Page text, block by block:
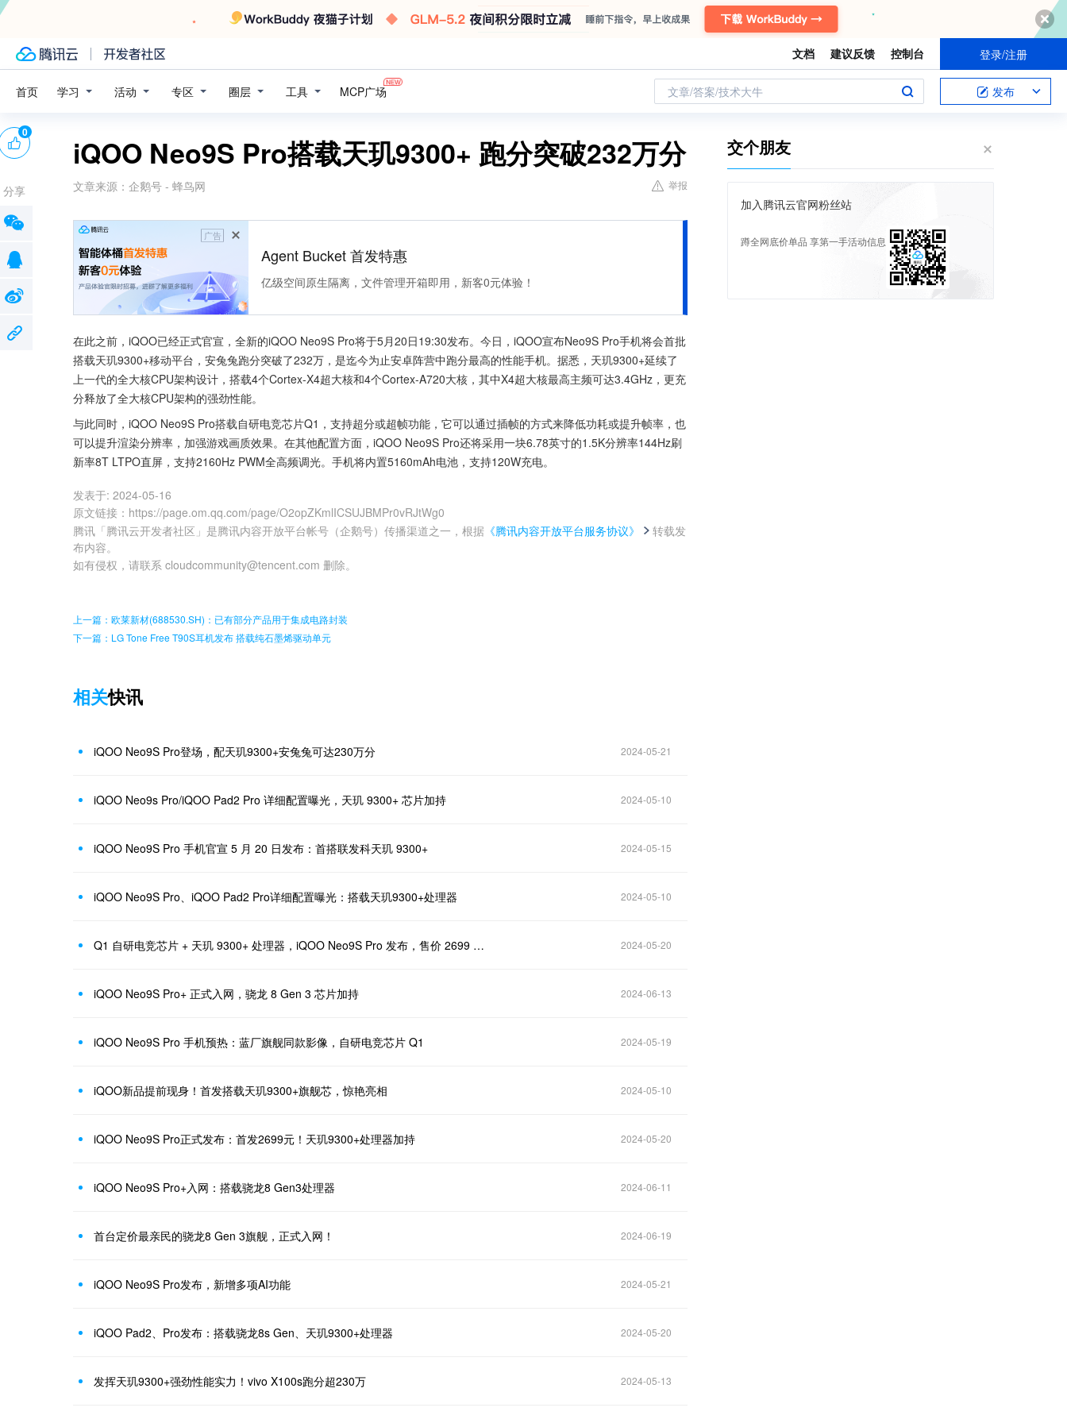
文档 建议反馈 控制台 登录/注册
首页 学习 活动 专区 圈层 工具 MCP广场 文章/答案/技术大牛 发布
iQOO Neo9S Pro搭载天玑9300+ 跑分突破232万分
文章来源： 企鹅号 - 蜂鸟网 举报
广告
Agent Bucket 首发特惠
亿级空间原生隔离，文件管理开箱即用，新客0元体验！
在此之前，iQOO已经正式官宣，全新的iQOO Neo9S Pro将于5月20日19:30发布。今日，iQOO宣布Neo9S Pro手机将会首批
搭载天玑9300+移动平台，安兔兔跑分突破了232万，是迄今为止安卓阵营中跑分最高的性能手机。据悉，天玑9300+延续了
上一代的全大核CPU架构设计，搭载4个Cortex-X4超大核和4个Cortex-A720大核，其中X4超大核最高主频可达3.4GHz，更充
分释放了全大核CPU架构的强劲性能。
与此同时，iQOO Neo9S Pro搭载自研电竞芯片Q1，支持超分或超帧功能，它可以通过插帧的方式来降低功耗或提升帧率，也
可以提升渲染分辨率，加强游戏画质效果。在其他配置方面，iQOO Neo9S Pro还将采用一块6.78英寸的1.5K分辨率144Hz刷
新率8T LTPO直屏，支持2160Hz PWM全高频调光。手机将内置5160mAh电池，支持120W充电。
发表于: 2024-05-16
原文链接 ： https://page.om.qq.com/page/O2opZKmlICSUJBMPr0vRJtWg0
腾讯「腾讯云开发者社区」是腾讯内容开放平台帐号（企鹅号）传播渠道之一，根据 《腾讯内容开放平台服务协议》
转载发
布内容。
如有侵权，请联系 cloudcommunity@tencent.com 删除。
0
分享
上一篇：欧莱新材(688530.SH)：已有部分产品用于集成电路封装
下一篇：LG Tone Free T90S耳机发布 搭载纯石墨烯驱动单元
相关快讯
iQOO Neo9S Pro登场，配天玑9300+安兔兔可达230万分 2024-05-21
iQOO Neo9s Pro/iQOO Pad2 Pro 详细配置曝光，天玑 9300+ 芯片加持 2024-05-10
iQOO Neo9S Pro 手机官宣 5 月 20 日发布：首搭联发科天玑 9300+ 2024-05-15
iQOO Neo9S Pro、iQOO Pad2 Pro详细配置曝光：搭载天玑9300+处理器 2024-05-10
Q1 自研电竞芯片 + 天玑 9300+ 处理器，iQOO Neo9S Pro 发布，售价 2699 元起 2024-05-20
iQOO Neo9S Pro+ 正式入网，骁龙 8 Gen 3 芯片加持 2024-06-13
iQOO Neo9S Pro 手机预热：蓝厂旗舰同款影像，自研电竞芯片 Q1 2024-05-19
iQOO新品提前现身！首发搭载天玑9300+旗舰芯，惊艳亮相 2024-05-10
iQOO Neo9S Pro正式发布：首发2699元！天玑9300+处理器加持 2024-05-20
iQOO Neo9S Pro+入网：搭载骁龙8 Gen3处理器 2024-06-11
首台定价最亲民的骁龙8 Gen 3旗舰，正式入网！ 2024-06-19
iQOO Neo9S Pro发布，新增多项AI功能 2024-05-21
iQOO Pad2、Pro发布：搭载骁龙8s Gen、天玑9300+处理器 2024-05-20
发挥天玑9300+强劲性能实力！vivo X100s跑分超230万 2024-05-13
交个朋友
加入腾讯云官网粉丝站
蹲全网底价单品 享第一手活动信息